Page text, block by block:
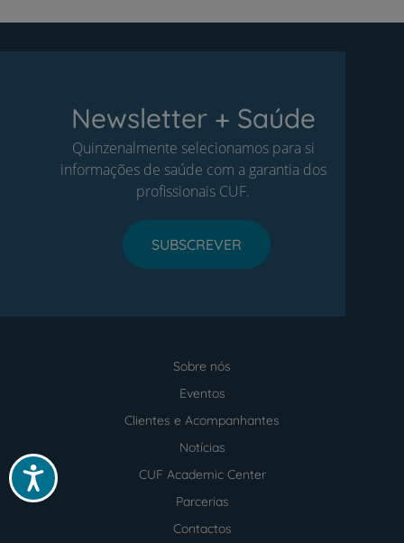
Acessibilidade
Newsletter + Saúde
Quinzenalmente selecionamos para si
informações de saúde com a garantia dos
profissionais CUF.
SUBSCREVER
Sobre nós
Eventos
Clientes e Acompanhantes
Notícias
CUF Academic Center
Parcerias
Contactos